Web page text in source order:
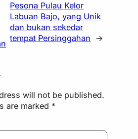
Pesona Pulau Kelor
Labuan Bajo, yang Unik
dan bukan sekedar
tempat Persinggahan
→
will not be published.
are marked *